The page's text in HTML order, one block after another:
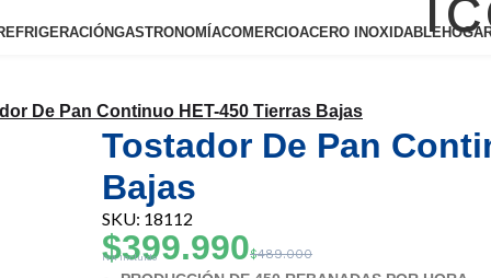
GASTRONOMÍACOMERCIOACERO INOXIDABLE
De Pan Continuo HET-450 Tierras Bajas
Tostador De Pan
Bajas
SKU: 18112
$489.000
$399.990
IVA Incluido